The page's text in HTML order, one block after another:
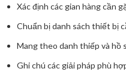
Xác định các gian hàng cần
Chuẩn bị danh sách thiết bị
Mang theo danh thiếp và hồ
Ghi chú các giải pháp phù